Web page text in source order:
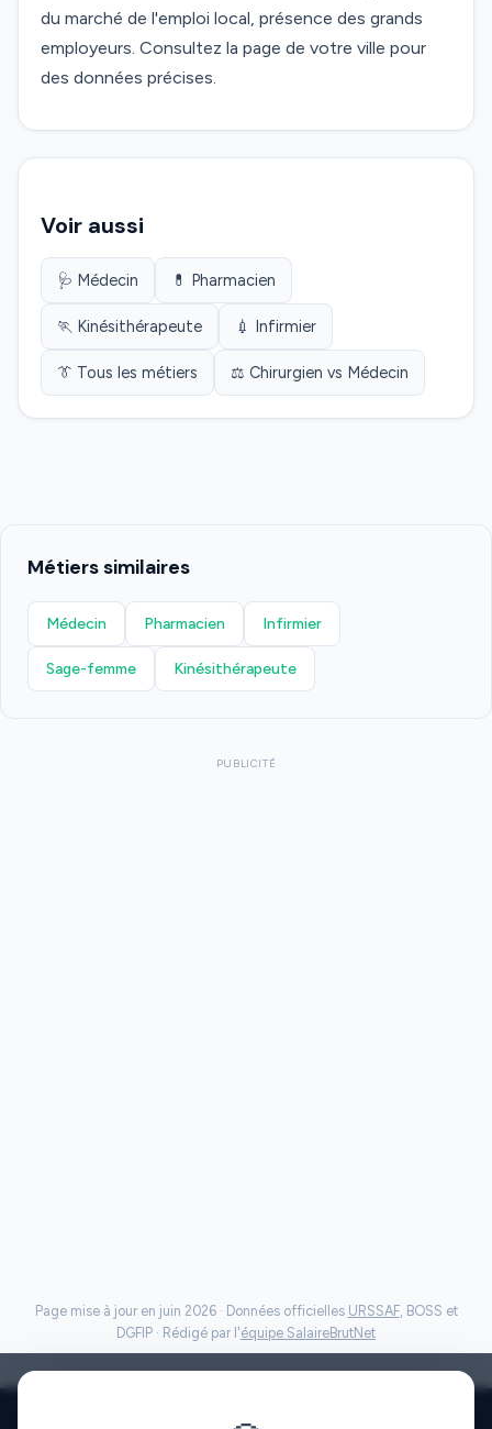
du marché de l'emploi local, présence des grands
employeurs. Consultez la page de votre ville pour
des données précises.
Voir aussi
🩺 Médecin 💊 Pharmacien
🏃 Kinésithérapeute 💉 Infirmier
👔 Tous les métiers ⚖️ Chirurgien vs Médecin
Métiers similaires
Médecin Pharmacien Infirmier
Sage-femme Kinésithérapeute
PUBLICITÉ
Page mise à jour en juin 2026 · Données officielles URSSAF, BOSS et
DGFIP · Rédigé par l'équipe SalaireBrutNet